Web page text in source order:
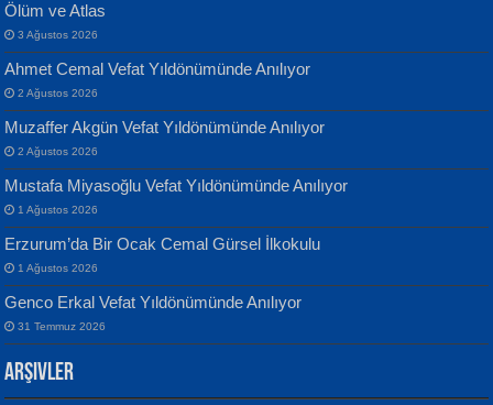
ATİLLA ÖZEN
Sultan Olmadan Önce Eyüp...
EKREM KARABABA
Banu Sancak
Defterimden İçeri...
İsmail Aydos
İnkisar...
Ölüm ve Atlas
3 Ağustos 2026
Ahmet Cemal Vefat Yıldönümünde Anılıyor
2 Ağustos 2026
Muzaffer Akgün Vefat Yıldönümünde Anılıyor
2 Ağustos 2026
Mustafa Miyasoğlu Vefat Yıldönümünde Anılıyor
1 Ağustos 2026
Erzurum’da Bir Ocak Cemal Gürsel İlkokulu
1 Ağustos 2026
Genco Erkal Vefat Yıldönümünde Anılıyor
31 Temmuz 2026
Arşivler